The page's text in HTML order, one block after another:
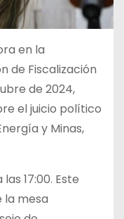
en la
de Fiscalización
de 2024,
el juicio político
y Minas,
17:00. Este
la mesa